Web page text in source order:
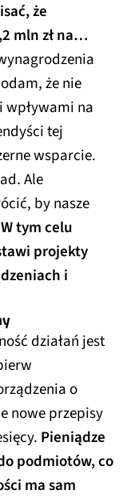
że
mln zł na…
że nie
wpływami na
tej
wsparcie.
Ale
by nasze
W tym celu
projekty
i
działań jest
o
nowe przepisy
Pieniądze
podmiotów, co
ma sam